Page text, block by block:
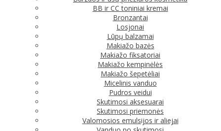
BB ir CC toniniai kremai
Bronzantai
Losjonai
Lūpų balzamai
Makiažo bazės
Makiažo fiksatoriai
Makiažo kempinėlės
Makiažo šepetėliai
Micelinis vanduo
Pudros veidui
Skutimosi aksesuarai
Skutimosi priemonės
Valomosios emulsijos ir aliejai